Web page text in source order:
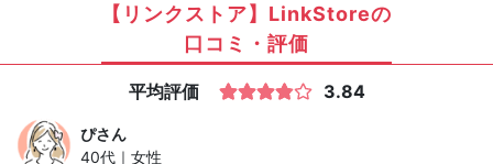
【リンクストア】LinkStoreの
口コミ・評価
平均評価 3.84
ぴさん
40代｜女性